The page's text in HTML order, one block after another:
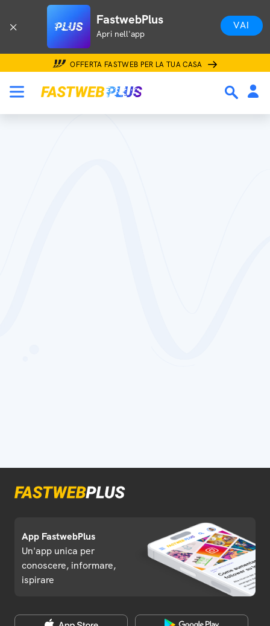
FastwebPlus
Apri nell'app
VAI
OFFERTA FASTWEB PER LA TUA CASA
App FastwebPlus
Un'app unica per
conoscere, informare,
ispirare